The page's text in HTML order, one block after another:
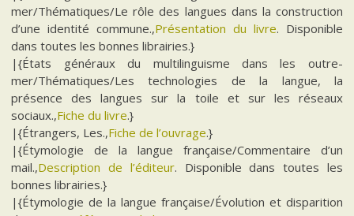
mer/Thématiques/Le rôle des langues dans la construction
d’une identité commune.,Présentation du livre. Disponible
dans toutes les bonnes librairies.}
|{États généraux du multilinguisme dans les outre-
mer/Thématiques/Les technologies de la langue, la
présence des langues sur la toile et sur les réseaux
sociaux.,Fiche du livre.}
|{Étrangers, Les.,Fiche de l’ouvrage.}
|{Étymologie de la langue française/Commentaire d’un
mail.,Description de l’éditeur. Disponible dans toutes les
bonnes librairies.}
|{Étymologie de la langue française/Évolution et disparition